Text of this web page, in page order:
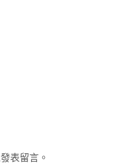
表留言。